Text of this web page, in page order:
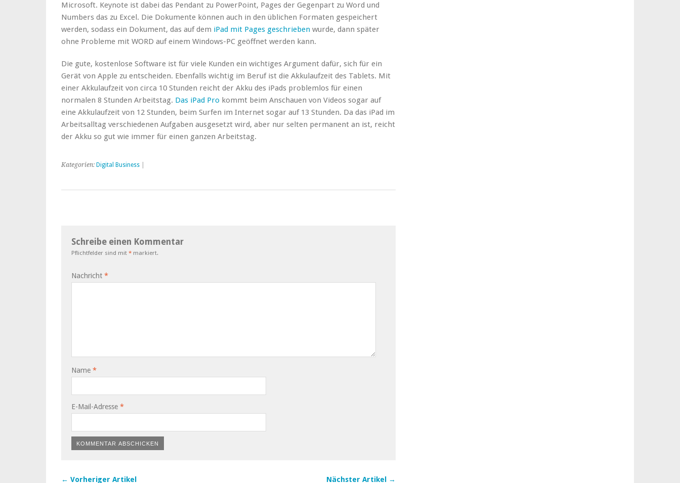
Microsoft. Keynote ist dabei das Pendant zu PowerPoint, Pages der Gegenpart zu Word und
Numbers das zu Excel. Die Dokumente können auch in den üblichen Formaten gespeichert
werden, sodass ein Dokument, das auf dem iPad mit Pages geschrieben wurde, dann später
ohne Probleme mit WORD auf einem Windows-PC geöffnet werden kann.
Die gute, kostenlose Software ist für viele Kunden ein wichtiges Argument dafür, sich für ein
Gerät von Apple zu entscheiden. Ebenfalls wichtig im Beruf ist die Akkulaufzeit des Tablets. Mit
einer Akkulaufzeit von circa 10 Stunden reicht der Akku des iPads problemlos für einen
normalen 8 Stunden Arbeitstag. Das iPad Pro kommt beim Anschauen von Videos sogar auf
eine Akkulaufzeit von 12 Stunden, beim Surfen im Internet sogar auf 13 Stunden. Da das iPad im
Arbeitsalltag verschiedenen Aufgaben ausgesetzt wird, aber nur selten permanent an ist, reicht
der Akku so gut wie immer für einen ganzen Arbeitstag.
Kategorien: Digital Business
Schreibe einen Kommentar
Pflichtfelder sind mit * markiert.
Nachricht *
Name *
E-Mail-Adresse *
← Vorheriger Artikel Nächster Artikel →